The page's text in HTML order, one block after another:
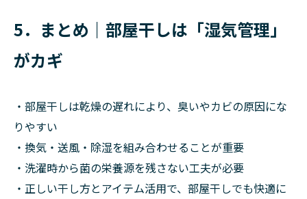
5．まとめ｜部屋干しは「湿気管理」
がカギ
・部屋干しは乾燥の遅れにより、臭いやカビの原因にな
りやすい
・換気・送風・除湿を組み合わせることが重要
・洗濯時から菌の栄養源を残さない工夫が必要
・正しい干し方とアイテム活用で、部屋干しでも快適に